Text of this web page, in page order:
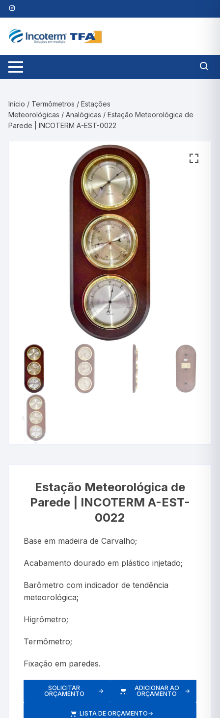
Pular
para
conteúdo
Início / Termômetros /Estações
Meteorológicas /Analógicas / Estação Meteorológica de
Parede | INCOTERM A-EST-0022
Estação Meteorológica de
Parede | INCOTERM A-EST-
0022
Base em madeira de Carvalho;
Acabamento dourado em plástico injetado;
Barômetro com indicador de tendência
meteorológica;
Higrômetro;
Termômetro;
Fixação em paredes.
SOLICITAR
ORÇAMENTO
→
ADICIONAR AO
ORÇAMENTO
→
LISTA DE ORÇAMENTO→